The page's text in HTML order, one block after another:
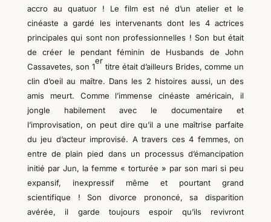
accro au quatuor ! Le film est né d’un atelier et le
cinéaste a gardé les intervenants dont les 4 actrices
principales qui sont non professionnelles ! Son but était
de créer le pendant féminin de Husbands de John
Cassavetes, son 1
er
titre était d’ailleurs Brides, comme un
clin d’oeil au maître. Dans les 2 histoires aussi, un des
amis meurt. Comme l’immense cinéaste américain, il
jongle habilement avec le documentaire et
l’improvisation, on peut dire qu’il a une maîtrise parfaite
du jeu d’acteur improvisé. A travers ces 4 femmes, on
entre de plain pied dans un processus d’émancipation
initié par Jun, la femme « torturée » par son mari si peu
expansif, inexpressif même et pourtant grand
scientifique ! Son divorce prononcé, sa disparition
avérée, il garde toujours espoir qu’ils revivront